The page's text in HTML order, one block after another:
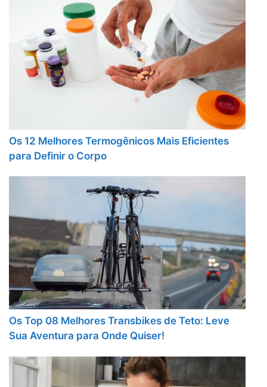
Os 12 Melhores Termogênicos Mais Eficientes
para Definir o Corpo
Os Top 08 Melhores Transbikes de Teto: Leve
Sua Aventura para Onde Quiser!